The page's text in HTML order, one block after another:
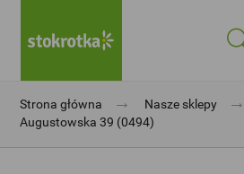
Strona główna → Nasze sklepy →
Augustowska 39 (0494)